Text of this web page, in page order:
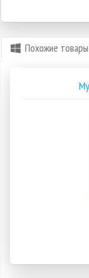
Похожие товары